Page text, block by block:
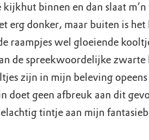
kijkhut binnen en dan slaat
erg donker, maar buiten is
raampjes wel gloeiende
de spreekwoordelijke
zijn in mijn beleving
doet geen afbreuk aan dit
tintje aan mijn